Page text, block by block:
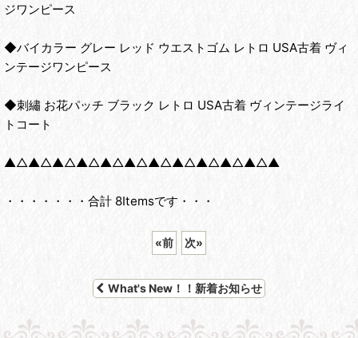
ジワンピース
◆バイカラー グレー レッド ウエストゴム レトロ USA古着 ヴィ
ンテージワンピース
◆刺繡 お花パッチ ブラック レトロ USA古着 ヴィンテージライ
トコート
▲△▲△▲△▲△▲△▲△▲△▲△▲△▲△▲△▲
・・・・・・・合計 8Itemsです・・・
«前 次»
What's New！！新着お知らせ